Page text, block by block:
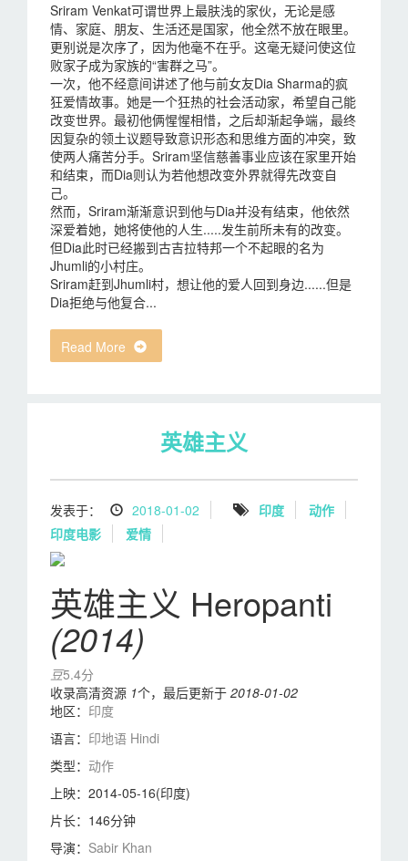
Sriram Venkat可谓世界上最肤浅的家伙，无论是感
情、家庭、朋友、生活还是国家，他全然不放在眼里。
更别说是次序了，因为他毫不在乎。这毫无疑问使这位
败家子成为家族的“害群之马”。
一次，他不经意间讲述了他与前女友Dia Sharma的疯
狂爱情故事。她是一个狂热的社会活动家，希望自己能
改变世界。最初他俩惺惺相惜，之后却渐起争端，最终
因复杂的领土议题导致意识形态和思维方面的冲突，致
使两人痛苦分手。Sriram坚信慈善事业应该在家里开始
和结束，而Dia则认为若他想改变外界就得先改变自
己。
然而，Sriram渐渐意识到他与Dia并没有结束，他依然
深爱着她，她将使他的人生.....发生前所未有的改变。
但Dia此时已经搬到古吉拉特邦一个不起眼的名为
Jhumli的小村庄。
Sriram赶到Jhumli村，想让他的爱人回到身边......但是
Dia拒绝与他复合...
Read More
英雄主义
发表于： 2018-01-02 印度
动作
印度电影
爱情
英雄主义 Heropanti
(2014)
豆5.4分
收录高清资源 1个，最后更新于 2018-01-02
地区： 印度
语言： 印地语 Hindi
类型： 动作
上映： 2014-05-16(印度)
片长： 146分钟
导演： Sabir Khan